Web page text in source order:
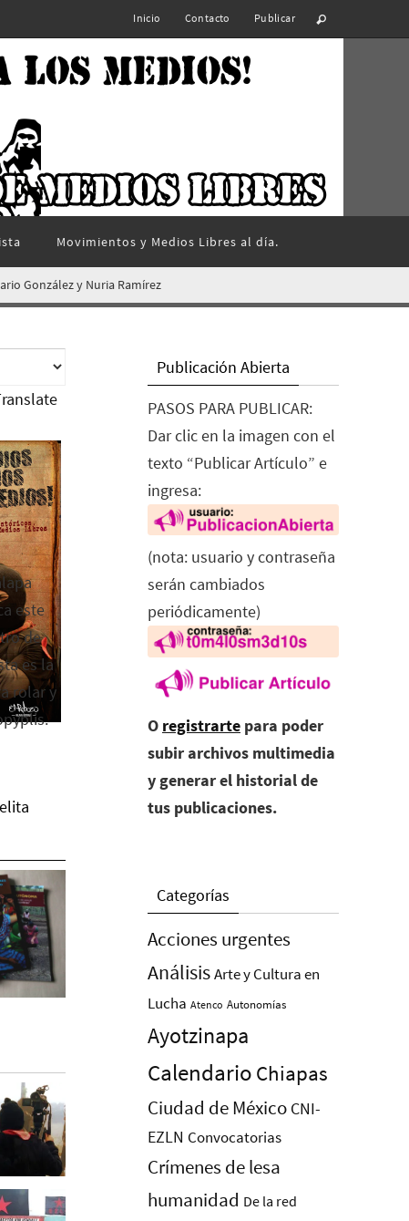
Inicio Contacto Publicar
Movimientos y Medios Libres al día.
González y Nuria Ramírez
este
de
es la
rolar y
Publicación Abierta
PASOS PARA PUBLICAR:
Dar clic en la imagen con el
texto “Publicar Artículo” e
ingresa:
(nota: usuario y contraseña
serán cambiados
periódicamente)
O registrarte para poder
subir archivos multimedia
y generar el historial de
tus publicaciones.
Categorías
Acciones urgentes
AnálisisArte y Cultura en
Lucha Atenco Autonomías
Ayotzinapa
Calendario Chiapas
Ciudad de México CNI-
EZLN Convocatorias
Crímenes de lesa
humanidad De la red